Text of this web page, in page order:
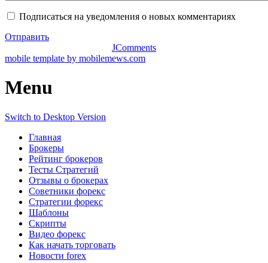
Подписаться на уведомления о новых комментариях
Отправить
JComments
mobile template by mobilemews.com
Menu
Switch to Desktop Version
Главная
Брокеры
Рейтинг брокеров
Тесты Стратегий
Отзывы о брокерах
Советники форекс
Стратегии форекс
Шаблоны
Скрипты
Видео форекс
Как начать торговать
Новости forex